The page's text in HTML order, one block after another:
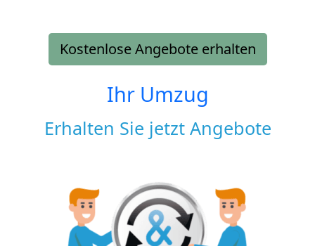
Kostenlose Angebote erhalten
Ihr Umzug
Erhalten Sie jetzt Angebote